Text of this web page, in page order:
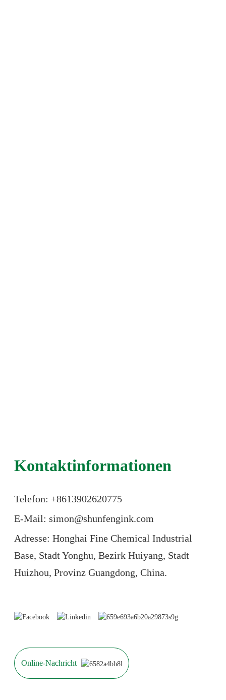
Kontaktinformationen
Telefon: +8613902620775
E-Mail: simon@shunfengink.com
Adresse: Honghai Fine Chemical Industrial
Base, Stadt Yonghu, Bezirk Huiyang, Stadt
Huizhou, Provinz Guangdong, China.
Online-Nachricht